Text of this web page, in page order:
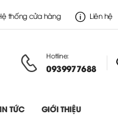
thống cửa hàng Liên hệ
Hotline:
0939977688
TỨC GIỚI THIỆU